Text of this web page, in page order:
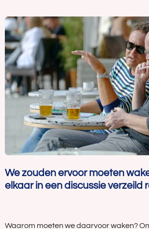
We zouden ervoor moeten
elkaar in een discussie verzeild
Waarom moeten we daarvoor waken?